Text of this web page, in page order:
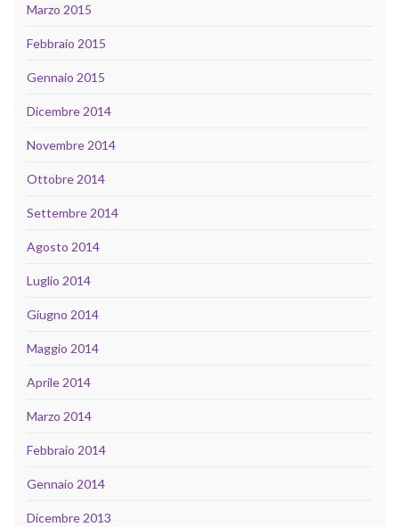
Marzo 2015
Febbraio 2015
Gennaio 2015
Dicembre 2014
Novembre 2014
Ottobre 2014
Settembre 2014
Agosto 2014
Luglio 2014
Giugno 2014
Maggio 2014
Aprile 2014
Marzo 2014
Febbraio 2014
Gennaio 2014
Dicembre 2013